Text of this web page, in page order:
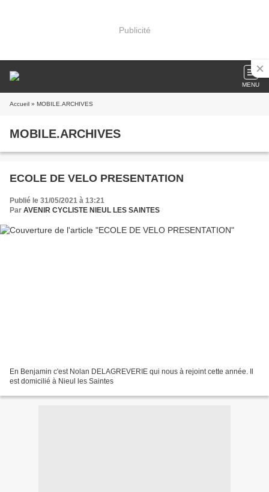
Publicité
MENU
Accueil » MOBILE.ARCHIVES
MOBILE.ARCHIVES
ECOLE DE VELO PRESENTATION
Publié le 31/05/2021 à 13:21
Par AVENIR CYCLISTE NIEUL LES SAINTES
En Benjamin c'est Nolan DELAGREVERIE qui nous à rejoint cette année. Il
est domicilié à Nieul les Saintes